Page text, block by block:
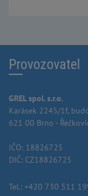
Provozovatel
GREL spol. s.r.o.
Karásek 2245/1f,
621 00 Brno -
IČO: 18826725
DIČ: CZ18826725
Tel.: +420 730 511